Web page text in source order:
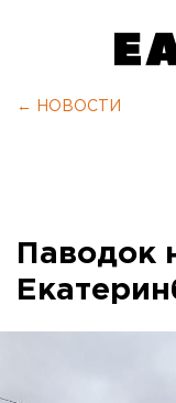
← НОВОСТИ
Паводок